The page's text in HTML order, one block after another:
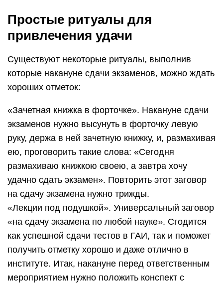
Простые ритуалы для
привлечения удачи
Существуют некоторые ритуалы, выполнив
которые накануне сдачи экзаменов, можно ждать
хороших отметок:
«Зачетная книжка в форточке». Накануне сдачи
экзаменов нужно высунуть в форточку левую
руку, держа в ней зачетную книжку, и, размахивая
ею, проговорить такие слова: «Сегодня
размахиваю книжкою своею, а завтра хочу
удачно сдать экзамен». Повторить этот заговор
на сдачу экзамена нужно трижды.
«Лекции под подушкой». Универсальный заговор
«на сдачу экзамена по любой науке». Сгодится
как успешной сдачи тестов в ГАИ, так и поможет
получить отметку хорошо и даже отлично в
институте. Итак, накануне перед ответственным
мероприятием нужно положить конспект с